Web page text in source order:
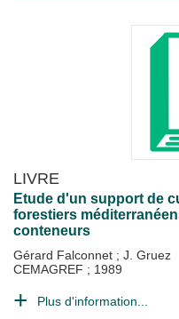
LIVRE
Etude d'un support de
forestiers
conteneurs
Gérard Falconnet ; J. Gruez
CEMAGREF ; 1989
Plus d'information...